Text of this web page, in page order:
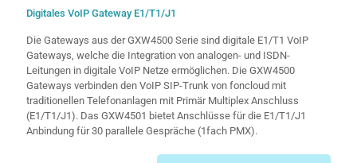
Digitales VoIP Gateway E1/T1/J1
Die Gateways aus der GXW4500 Serie sind digitale E1/T1 VoIP
Gateways, welche die Integration von analogen- und ISDN-
Leitungen in digitale VoIP Netze ermöglichen. Die GXW4500
Gateways verbinden den VoIP SIP-Trunk von foncloud mit
traditionellen Telefonanlagen mit Primär Multiplex Anschluss
(E1/T1/J1). Das GXW4501 bietet Anschlüsse für die E1/T1/J1
Anbindung für 30 parallele Gespräche (1fach PMX).